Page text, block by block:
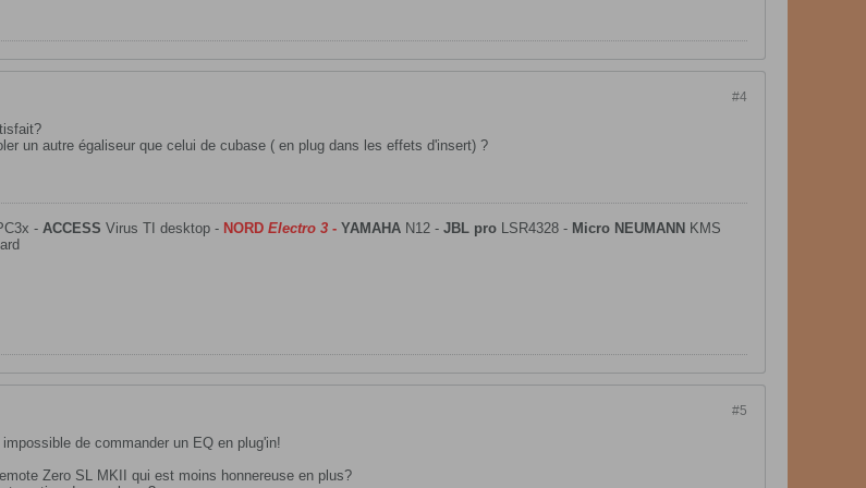
#4
un autre égaliseur que celui de cubase ( en plug dans les effets d'insert) ?
- ACCESS Virus TI desktop - NORD Electro 3 - YAMAHA N12 - JBL pro LSR4328 - Micro NEUMANN KMS
#5
de commander un EQ en plug'in!
Zero SL MKII qui est moins honnereuse en plus?